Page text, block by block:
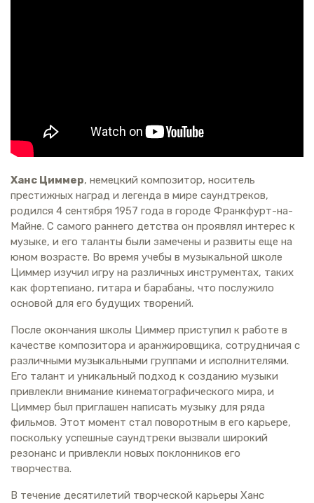
Ханс Циммер, немецкий композитор, носитель
престижных наград и легенда в мире саундтреков,
родился 4 сентября 1957 года в городе Франкфурт-на-
Майне. С самого раннего детства он проявлял интерес к
музыке, и его таланты были замечены и развиты еще на
юном возрасте. Во время учебы в музыкальной школе
Циммер изучил игру на различных инструментах, таких
как фортепиано, гитара и барабаны, что послужило
основой для его будущих творений.
После окончания школы Циммер приступил к работе в
качестве композитора и аранжировщика, сотрудничая с
различными музыкальными группами и исполнителями.
Его талант и уникальный подход к созданию музыки
привлекли внимание кинематографического мира, и
Циммер был приглашен написать музыку для ряда
фильмов. Этот момент стал поворотным в его карьере,
поскольку успешные саундтреки вызвали широкий
резонанс и привлекли новых поклонников его
творчества.
В течение десятилетий творческой карьеры Ханс